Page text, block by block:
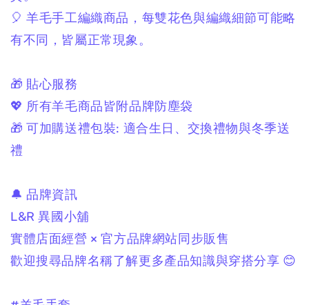
🎈 羊毛手工編織商品， 每雙花色與編織細節可能略
有不同， 皆屬正常現象。
🎁 貼心服務
💖 所有羊毛商品皆附品牌防塵袋
🎁 可加購送禮包裝: 適合生日、交換禮物與冬季送
禮
🔔 品牌資訊
L&R 異國小舖
實體店面經營 × 官方品牌網站同步販售
歡迎搜尋品牌名稱了解更多產品知識與穿搭分享 😊